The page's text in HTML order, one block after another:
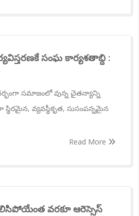
సంఘ కార్యశతాబ్ది :
సమాజంలో వున్న చైతన్యాన్ని
వ్యవస్థీకృత, సుసంపన్నమైన
Read More
వరకూ ఆరెస్సెస్